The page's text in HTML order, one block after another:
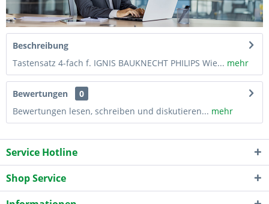
Beschreibung
Tastensatz 4-fach f. IGNIS BAUKNECHT PHILIPS Wie... mehr
Bewertungen
0
Bewertungen lesen, schreiben und diskutieren... mehr
Service Hotline
Shop Service